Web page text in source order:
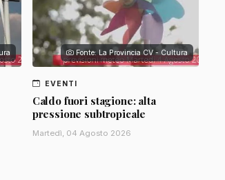
Fonte: La Provincia CV - Cultura
EVENTI
Caldo fuori stagione: alta
pressione subtropicale
Martedì, 04 Agosto 2026